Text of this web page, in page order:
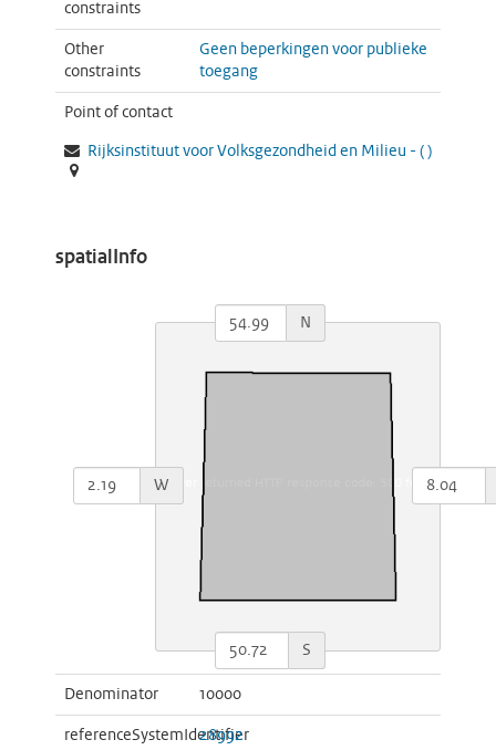
constraints
Other
constraints
Geen beperkingen voor publieke
toegang
Point of contact
Rijksinstituut voor Volksgezondheid en Milieu - ( )
spatialInfo
N
S
W
Denominator 10000
referenceSystemIdentifier
28992